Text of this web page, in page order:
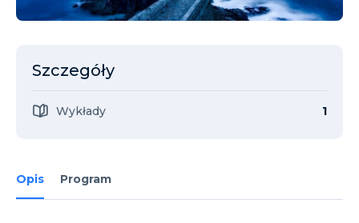
Opis Program
Szczegóły
Wykłady 1